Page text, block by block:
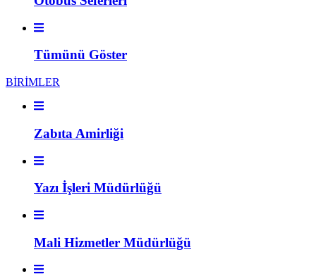
Tümünü Göster
BİRİMLER
Zabıta Amirliği
Yazı İşleri Müdürlüğü
Mali Hizmetler Müdürlüğü